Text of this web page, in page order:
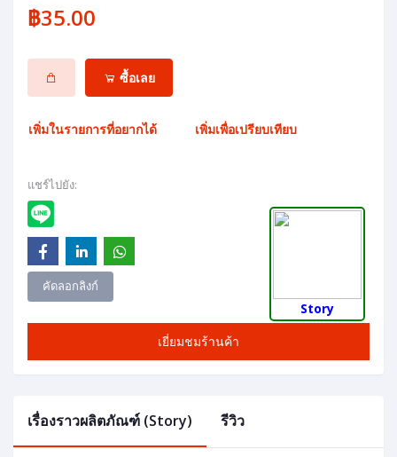
฿35.00
ซื้อเลย
เพิ่มในรายการที่อยากได้ เพิ่มเพื่อเปรียบเทียบ
แชร์ไปยัง:
คัดลอกลิงก์
เยี่ยมชมร้านค้า
Story
เรื่องราวผลิตภัณฑ์ (Story) รีวิว